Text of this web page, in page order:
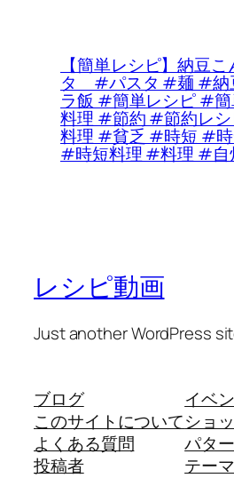
【簡単レシピ】納豆
タ #パスタ #麺 #納
ラ飯 #簡単レシピ #
料理 #節約 #節約レ
料理 #貧乏 #時短 #
#時短料理 #料理 #自
レシピ動画
Just another WordPress
ブログ
このサイトについて
よくある質問
投稿者
イベ
ショ
パタ
テーマ